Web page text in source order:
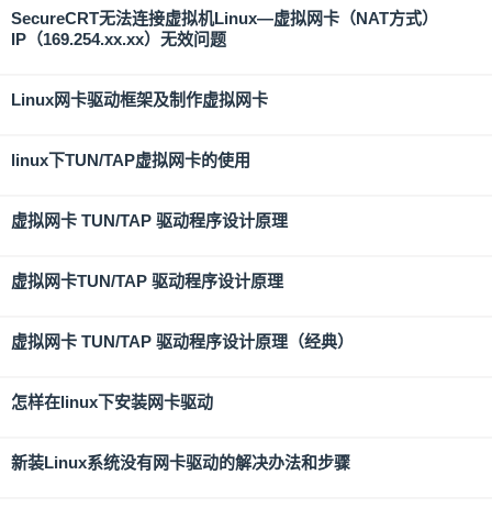
SecureCRT无法连接虚拟机Linux—虚拟网卡（NAT方式）
IP（169.254.xx.xx）无效问题
Linux网卡驱动框架及制作虚拟网卡
linux下TUN/TAP虚拟网卡的使用
虚拟网卡 TUN/TAP 驱动程序设计原理
虚拟网卡TUN/TAP 驱动程序设计原理
虚拟网卡 TUN/TAP 驱动程序设计原理（经典）
怎样在linux下安装网卡驱动
新装Linux系统没有网卡驱动的解决办法和步骤